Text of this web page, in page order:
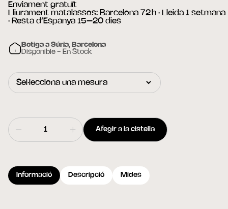
Enviament gratuït
Lliurament matalassos: Barcelona 72 h · Lleida 1 setmana
· Resta d’Espanya 15–20 dies
Botiga a Súria, Barcelona
Disponible - En Stock
Afegir a la cistella
Informació Descripció Mides